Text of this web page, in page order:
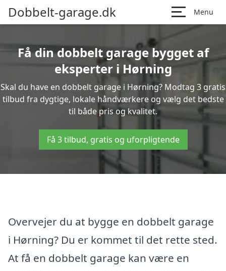
Dobbelt-garage.dk Menu
Få din dobbelt garage bygget af
eksperter i Hørning
Skal du have en dobbelt garage i Hørning? Modtag 3 gratis
tilbud fra dygtige, lokale håndværkere og vælg det bedste
til både pris og kvalitet.
Få 3 tilbud, gratis og uforpligtende
Overvejer du at bygge en dobbelt garage
i Hørning? Du er kommet til det rette sted.
At få en dobbelt garage kan være en